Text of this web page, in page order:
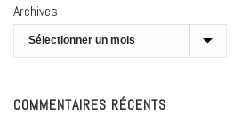
Archives
COMMENTAIRES RÉCENTS